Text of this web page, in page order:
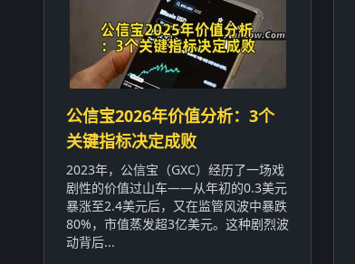
公信宝2026年价值分析：3个
关键指标决定成败
2023年，公信宝（GXC）经历了一场戏
剧性的价值过山车——从年初的0.3美元
暴涨至2.4美元后，又在监管风波中暴跌
80%，市值蒸发超3亿美元。这种剧烈波
动背后...